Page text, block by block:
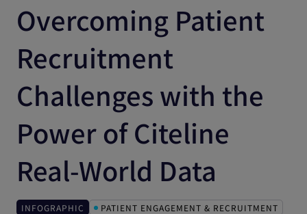
Overcoming Patient
Recruitment
Challenges with the
Power of Citeline
Real-World Data
INFOGRAPHIC
PATIENT ENGAGEMENT & RECRUITMENT